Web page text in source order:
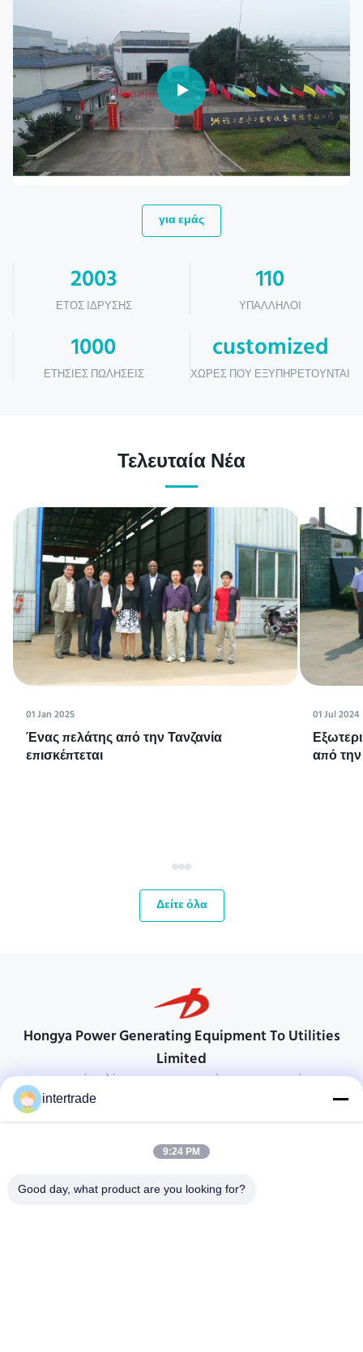
για εμάς
2003
ΈΤΟΣ ΊΔΡΥΣΗΣ
110
ΥΠΆΛΛΗΛΟΙ
1000
ΕΤΉΣΙΕΣ ΠΩΛΉΣΕΙΣ
customized
ΧΏΡΕΣ ΠΟΥ ΕΞΥΠΗΡΕΤΟΎΝΤΑΙ
Τελευταία Νέα
01 Jan 2025
Ένας πελάτης από την Τανζανία
επισκέπτεται
01 Jul 2024
από
Δείτε όλα
Hongya Power Generating Equipment To Utilities
Limited
προσαρμοσμένες λύσεις για να ανταποκρίνονται στις απαιτήσεις των
Χωριό Anxi, πόλη Yuping, νομός Hongya, Κίνα
86-28-37561966-8:00
intertrade
9:24 PM
Good day, what product are you looking for?